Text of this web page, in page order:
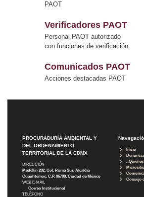
PAOT
Verificadores PAOT
Personal PAOT autorizado
con funciones de verificación
Comunicados PAOT
Acciones destacadas PAOT
PROCURADURÍA AMBIENTAL Y
DEL ORDENAMIENTO
TERRITORIAL DE LA CDMX
DIRECCIÓN
Medellín 202, Col. Roma Sur, Alcaldía
Cuauhtémoc, C.P. 06700, Ciudad de México
WEB E-MAIL
Correo Institucional
TELÉFONO
Inicio
Denuncia
Consejo